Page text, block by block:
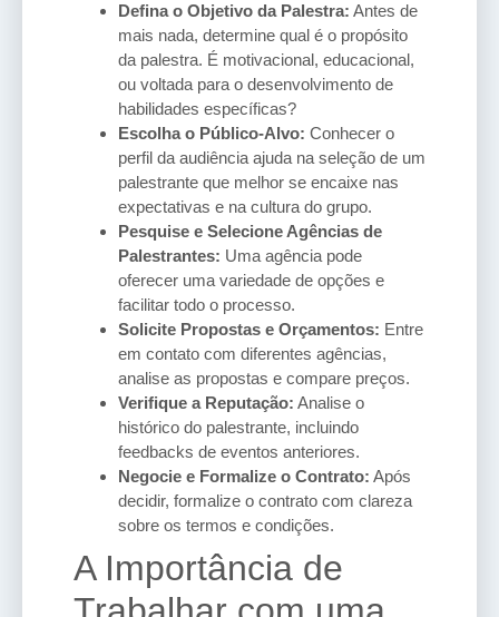
Defina o Objetivo da Palestra: Antes de
mais nada, determine qual é o propósito
da palestra. É motivacional, educacional,
ou voltada para o desenvolvimento de
habilidades específicas?
Escolha o Público-Alvo: Conhecer o
perfil da audiência ajuda na seleção de um
palestrante que melhor se encaixe nas
expectativas e na cultura do grupo.
Pesquise e Selecione Agências de
Palestrantes: Uma agência pode
oferecer uma variedade de opções e
facilitar todo o processo.
Solicite Propostas e Orçamentos: Entre
em contato com diferentes agências,
analise as propostas e compare preços.
Verifique a Reputação: Analise o
histórico do palestrante, incluindo
feedbacks de eventos anteriores.
Negocie e Formalize o Contrato: Após
decidir, formalize o contrato com clareza
sobre os termos e condições.
A Importância de